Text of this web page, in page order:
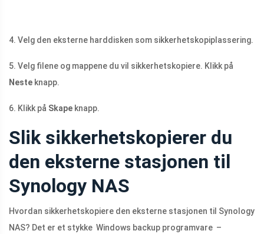
4. Velg den eksterne harddisken som sikkerhetskopiplassering.
5. Velg filene og mappene du vil sikkerhetskopiere. Klikk på
Neste knapp.
6. Klikk på Skape knapp.
Slik sikkerhetskopierer du
den eksterne stasjonen til
Synology NAS
Hvordan sikkerhetskopiere den eksterne stasjonen til Synology
NAS? Det er et stykke Windows backup programvare –